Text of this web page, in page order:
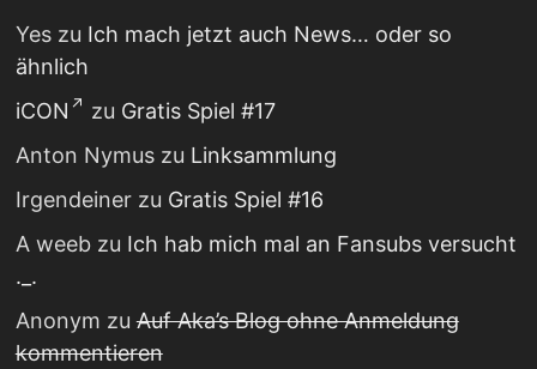
Yeszu Ich mach jetzt auch News… oder so
ähnlich
iCON
zu Gratis Spiel #17
Anton Nymuszu Linksammlung
Irgendeinerzu Gratis Spiel #16
A weebzu Ich hab mich mal an Fansubs versucht
._.
Anonym zuAuf Aka’s Blog ohne Anmeldung
kommentieren